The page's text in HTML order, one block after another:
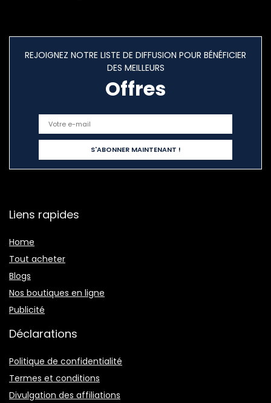
REJOIGNEZ NOTRE LISTE DE DIFFUSION POUR BÉNÉFICIER
DES MEILLEURS
Offres
Liens rapides
Home
Tout acheter
Blogs
Nos boutiques en ligne
Publicité
Déclarations
Politique de confidentialité
Termes et conditions
Divulgation des affiliations